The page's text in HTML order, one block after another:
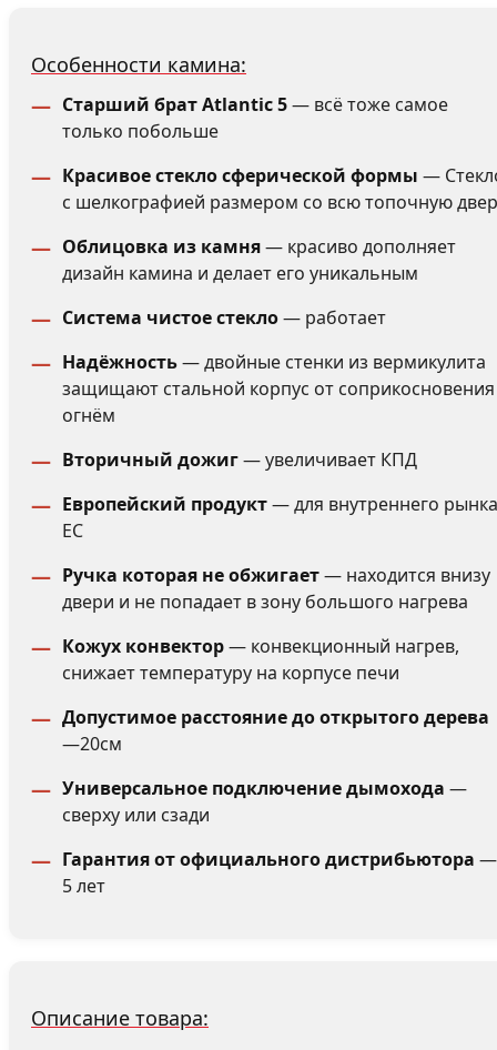
Особенности камина:
Старший брат Atlantic 5— всё тоже самое
только побольше
Красивое стекло сферической формы —
с шелкографией размером со всю топочную
Облицовка из камня— красиво дополняет
дизайн камина и делает его уникальным
Система чистое стекло— работает
Надёжность— двойные стенки из вермикулита
защищают стальной корпус от соприкосновения
огнём
Вторичный дожиг— увеличивает КПД
Европейский продукт— для внутреннего рынка
ЕС
Ручка которая не обжигает— находится внизу
двери и не попадает в зону большого нагрева
Кожух конвектор— конвекционный нагрев,
снижает температуру на корпусе печи
Допустимое расстояние до открытого дерева
—20см
Универсальное подключение дымохода —
сверху или сзади
Гарантия от официального дистрибьютора —
5 лет
Описание товара: